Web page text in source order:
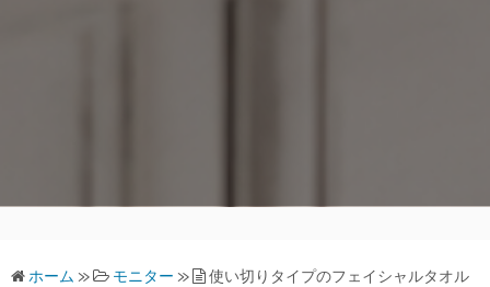
ホーム » モニター » 使い切りタイプのフェイシャルタオル